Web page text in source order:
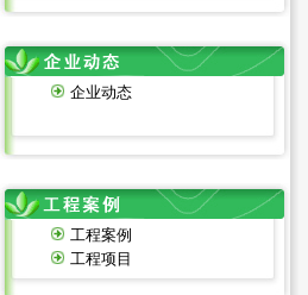
企业动态
工程案例
工程项目